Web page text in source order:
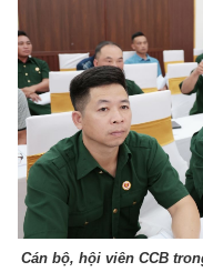
Cán bộ, hội viên CCB